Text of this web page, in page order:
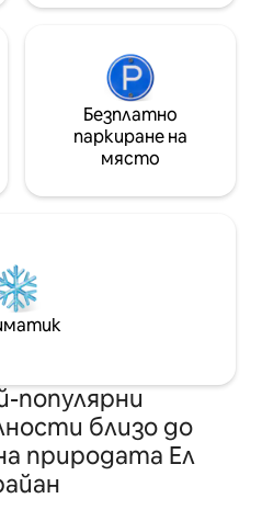
Безплатно
паркиране на
място
популярни
близо до
природата Ел